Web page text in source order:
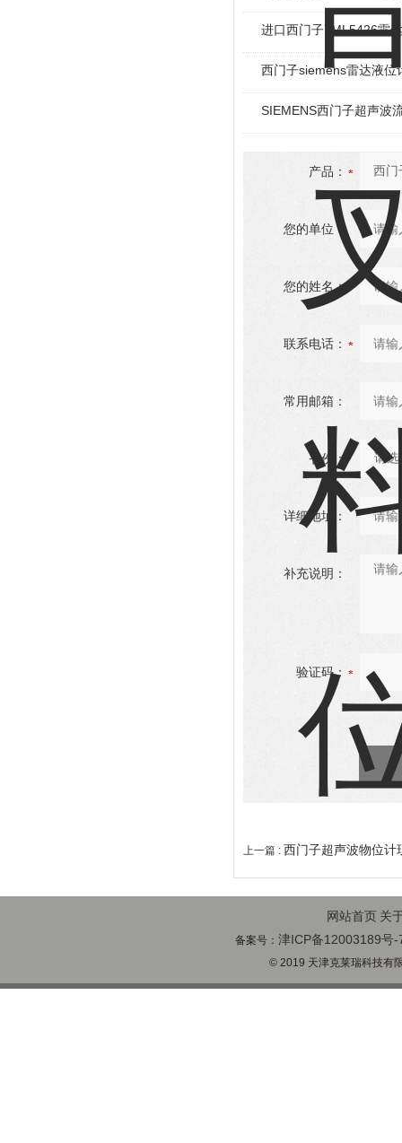
进口西门子7ML5426雷
西门子siemens雷达液位
SIEMENS西门子超声波
产品：
您的单位：
您的姓名：
联系电话：
常用邮箱：
省份：
详细地址：
补充说明：
验证码：
上一篇 : 西门子超声波物位计
网站首页 关
备案号：津ICP备12003189号-
© 2019 天津克莱瑞科技有